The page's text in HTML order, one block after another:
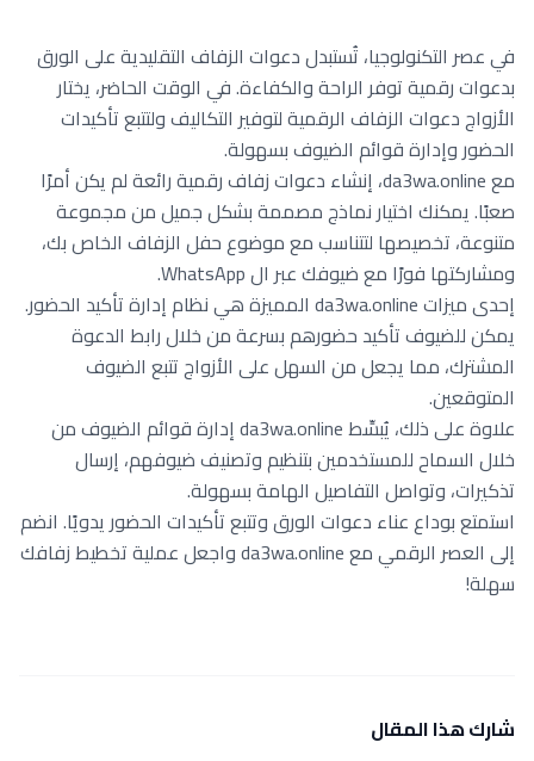
في عصر التكنولوجيا، تُستبدل دعوات الزفاف التقليدية على الورق
بدعوات رقمية توفر الراحة والكفاءة. في الوقت الحاضر، يختار
الأزواج دعوات الزفاف الرقمية لتوفير التكاليف ولتتبع تأكيدات
الحضور وإدارة قوائم الضيوف بسهولة.
مع da3wa.online، إنشاء دعوات زفاف رقمية رائعة لم يكن أمرًا
صعبًا. يمكنك اختيار نماذج مصممة بشكل جميل من مجموعة
متنوعة، تخصيصها لتتناسب مع موضوع حفل الزفاف الخاص بك،
ومشاركتها فورًا مع ضيوفك عبر ال WhatsApp.
إحدى ميزات da3wa.online المميزة هي نظام إدارة تأكيد الحضور.
يمكن للضيوف تأكيد حضورهم بسرعة من خلال رابط الدعوة
المشترك، مما يجعل من السهل على الأزواج تتبع الضيوف
المتوقعين.
علاوة على ذلك، يُبسِّط da3wa.online إدارة قوائم الضيوف من
خلال السماح للمستخدمين بتنظيم وتصنيف ضيوفهم، إرسال
تذكيرات، وتواصل التفاصيل الهامة بسهولة.
استمتع بوداع عناء دعوات الورق وتتبع تأكيدات الحضور يدويًا. انضم
إلى العصر الرقمي مع da3wa.online واجعل عملية تخطيط زفافك
سهلة!
شارك هذا المقال